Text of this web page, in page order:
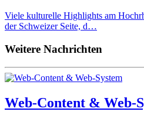
Viele kulturelle Highlights am
der Schweizer Seite, d…
Weitere Nachrichten
Web-Content & Web-